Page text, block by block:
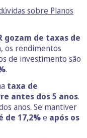
sobre Planos
gozam de taxas de
os rendimentos
de investimento são
.
taxa de
antes dos 5 anos.
anos. Se mantiver
de 17,2%e após os